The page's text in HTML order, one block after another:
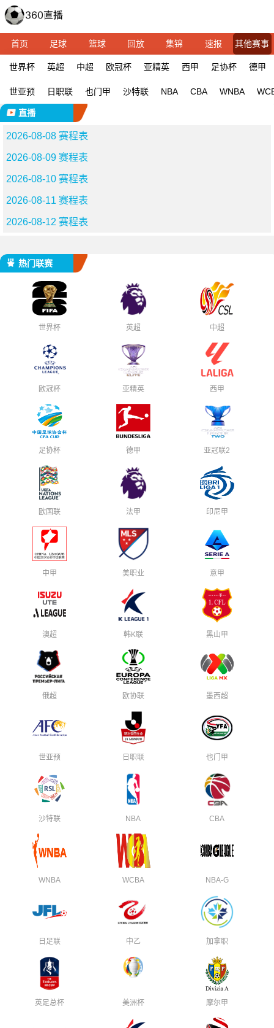
首页 足球 篮球 回放 集锦 速报 其他赛事
世界杯 英超 中超 欧冠杯 亚精英 西甲 足协杯 德甲
世亚预 日职联 也门甲 沙特联 NBA CBA WNBA
直播
2026-08-08 赛程表
2026-08-09 赛程表
2026-08-10 赛程表
2026-08-11 赛程表
2026-08-12 赛程表
热门联赛
世界杯 英超 中超
欧冠杯 亚精英 西甲
足协杯 德甲 亚冠联2
欧国联 法甲 印尼甲
中甲 美职业 意甲
澳超 韩K联 黑山甲
俄超 欧协联 墨西超
世亚预 日职联 也门甲
沙特联 NBA CBA
WNBA WCBA NBA-G
日足联 中乙 加拿职
英足总杯 美洲杯 摩尔甲